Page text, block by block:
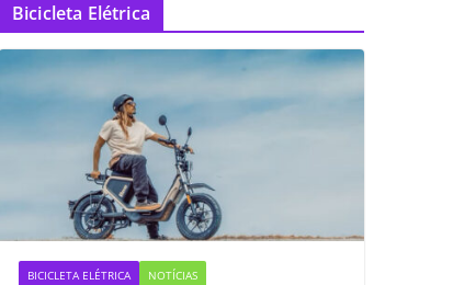
Bicicleta Elétrica
BICICLETA ELÉTRICA NOTÍCIAS